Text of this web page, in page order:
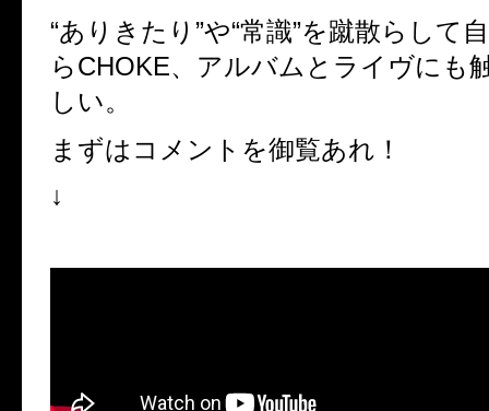
“ありきたり”や“常識”を蹴散らして
らCHOKE、アルバムとライヴにも
しい。
まずはコメントを御覧あれ！
↓